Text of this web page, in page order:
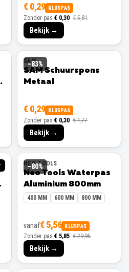
€ 0,29 KLUSPAS
Zonder pas € 0,30 € 5,81
Bekijk →
−83%
SAM
SAM Schuurspons
Metaal
€ 0,29 KLUSPAS
Zonder pas € 0,30 € 1,77
Bekijk →
−80%
NEO TOOLS
Neo Tools Waterpas
Aluminium 800mm
400 MM 600 MM 800 MM
vanaf€ 5,56 KLUSPAS
Zonder pas € 5,85 € 29,95
Bekijk →